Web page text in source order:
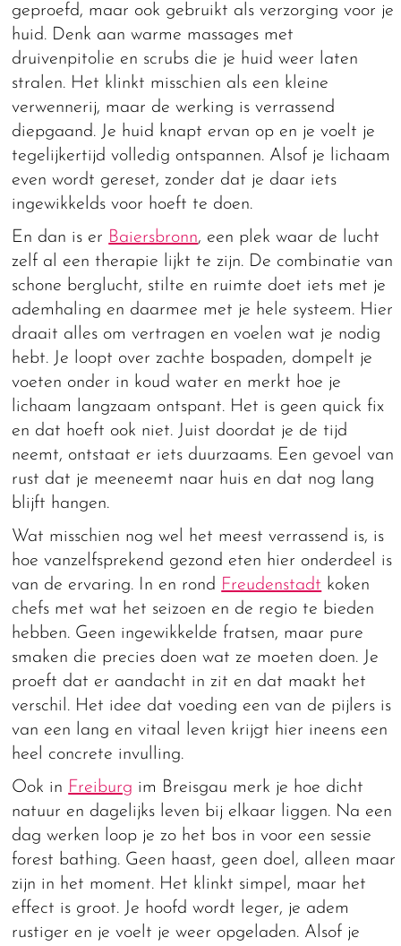
geproefd, maar ook gebruikt als verzorging voor je
huid. Denk aan warme massages met
druivenpitolie en scrubs die je huid weer laten
stralen. Het klinkt misschien als een kleine
verwennerij, maar de werking is verrassend
diepgaand. Je huid knapt ervan op en je voelt je
tegelijkertijd volledig ontspannen. Alsof je lichaam
even wordt gereset, zonder dat je daar iets
ingewikkelds voor hoeft te doen.
En dan is er Baiersbronn, een plek waar de lucht
zelf al een therapie lijkt te zijn. De combinatie van
schone berglucht, stilte en ruimte doet iets met je
ademhaling en daarmee met je hele systeem. Hier
draait alles om vertragen en voelen wat je nodig
hebt. Je loopt over zachte bospaden, dompelt je
voeten onder in koud water en merkt hoe je
lichaam langzaam ontspant. Het is geen quick fix
en dat hoeft ook niet. Juist doordat je de tijd
neemt, ontstaat er iets duurzaams. Een gevoel van
rust dat je meeneemt naar huis en dat nog lang
blijft hangen.
Wat misschien nog wel het meest verrassend is, is
hoe vanzelfsprekend gezond eten hier onderdeel is
van de ervaring. In en rond Freudenstadt koken
chefs met wat het seizoen en de regio te bieden
hebben. Geen ingewikkelde fratsen, maar pure
smaken die precies doen wat ze moeten doen. Je
proeft dat er aandacht in zit en dat maakt het
verschil. Het idee dat voeding een van de pijlers is
van een lang en vitaal leven krijgt hier ineens een
heel concrete invulling.
Ook in Freiburg im Breisgau merk je hoe dicht
natuur en dagelijks leven bij elkaar liggen. Na een
dag werken loop je zo het bos in voor een sessie
forest bathing. Geen haast, geen doel, alleen maar
zijn in het moment. Het klinkt simpel, maar het
effect is groot. Je hoofd wordt leger, je adem
rustiger en je voelt je weer opgeladen. Alsof je